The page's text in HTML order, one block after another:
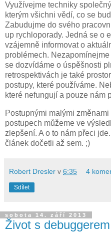
Využívejme techniky
kterým všichni vědí, co se
Zabudujme do svého
up rychloporady. Jedná se o
vzájemně informovat o
problémech.
se dozvídáme o úspěšnosti
retrospektivách je také
postupy, které používáme.
které nefungují a pouze nám
Postupnými malými
postupech můžeme ve
zlepšení. A o to nám přeci
článek dočetli až sem. ;)
Robert Dresler v 6:35 4
Sdílet
sobota 14. září 2013
Život s debuggerem